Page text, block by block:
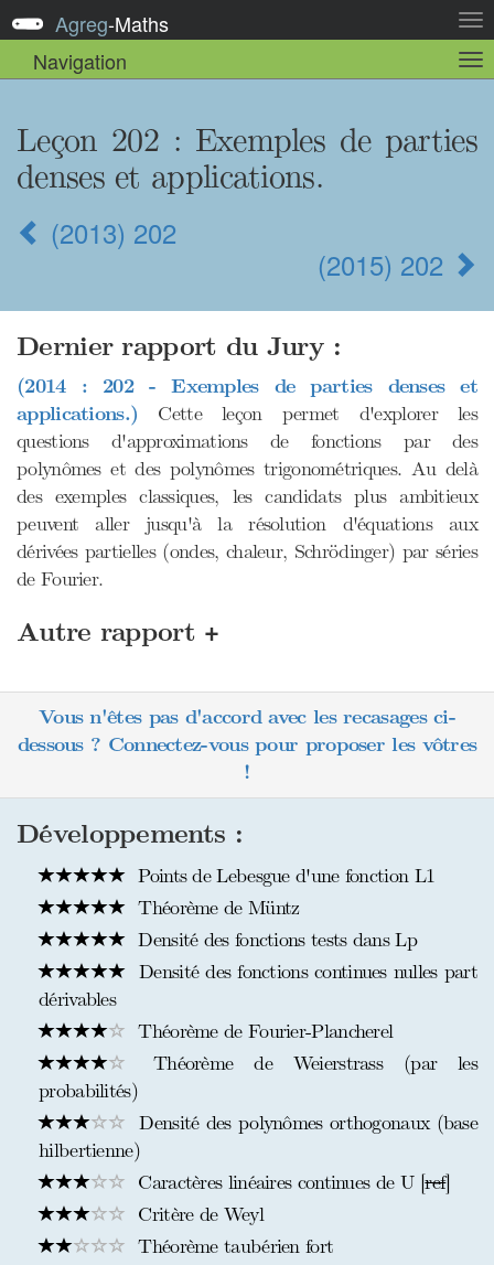
la
Agreg-Maths
Navigation
la
Leçon 202 : Exemples de parties
denses et applications.
(2013) 202
(2015) 202
Dernier rapport du Jury :
(2014 : 202 - Exemples de parties denses et
applications.) Cette leçon permet d'explorer les
questions d'approximations de fonctions par des
polynômes et des polynômes trigonométriques. Au delà
des exemples classiques, les candidats plus ambitieux
peuvent aller jusqu'à la résolution d'équations aux
dérivées partielles (ondes, chaleur, Schrödinger) par séries
de Fourier.
Autre rapport +
Vous n'êtes pas d'accord avec les recasages ci-
dessous ? Connectez-vous pour proposer les vôtres
!
Développements :
Points de Lebesgue d'une fonction L1
Théorème de Müntz
Densité des fonctions tests dans Lp
Densité des fonctions continues nulles part
dérivables
Théorème de Fourier-Plancherel
Théorème de Weierstrass (par les
probabilités)
Densité des polynômes orthogonaux (base
hilbertienne)
Caractères linéaires continues de U [ref]
Critère de Weyl
Théorème taubérien fort